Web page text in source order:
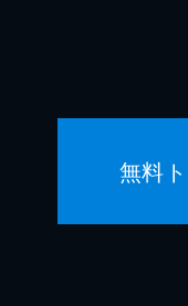
無料